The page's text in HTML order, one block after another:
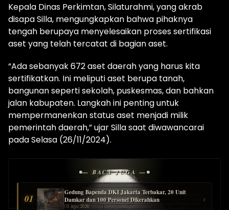
Kepala Dinas Perkimtan, Silaturahmi, yang akrab
disapa Silla, mengungkapkan bahwa pihaknya
tengah berupaya menyelesaikan proses sertifikasi
aset yang telah tercatat di bagian aset.
“Ada sebanyak 672 aset daerah yang harus kita
sertifikatkan. Ini meliputi aset berupa tanah,
bangunan seperti sekolah, puskesmas, dan bahkan
jalan kabupaten. Langkah ini penting untuk
mempermanenkan status aset menjadi milik
pemerintah daerah,” ujar Silla saat diwawancarai
pada Selasa (26/11/2024).
— BACA JUGA —
01
Gedung Bapenda DKI Jakarta Terbakar, 20 Unit
Damkar dan 100 Personel Dikerahkan
08 Agu 2026
›